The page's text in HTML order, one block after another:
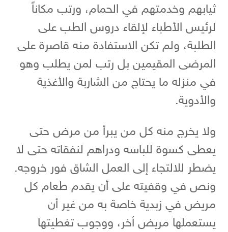
ثيابهم وخدمتهم في الحمام، ورتب مكاناً
لرئيس الأطباء لإلقاء دروس الطب على
الطلبة، ولم تكن الاستفادة منه قاصرة على
المرضى المقيمين بل رتب لمن يطلب وهو
في منزله ما يحتاج من الشاربة والأغذية
والأدوية.
ولا يخرج منه كل من يبرأ من مرض حتى
يعطى كسوة للباسه ودراهم لنفقاته حتى لا
يضطر للالتجاء إلى العمل الشاق فور خروجه.
ونص في وقفيته على أن يقدم طعام كل
مريض في زبدية خاصة به من غير أن
يستعملها مريض أخر، ووجوب تغطيتها